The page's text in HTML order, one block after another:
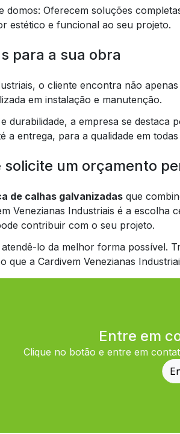
estético e funcional ao seu projeto.
para a sua obra
o cliente encontra não
em instalação e manutenção.
durabilidade, a empresa se destaca
a entrega, para a qualidade em
um orçamento
de calhas galvanizadas que
Venezianas Industriais é a escolha
contribuir com o seu projeto.
lo da melhor forma possível.
que a Cardivem Venezianas
Entre em
Clique no botão e entre em